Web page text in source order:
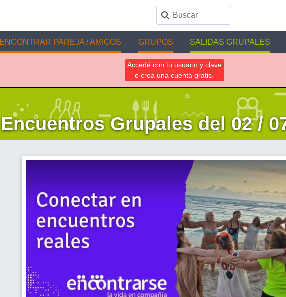
ENCONTRAR PAREJA / AMIGOS GRUPOS SALIDAS GRUPALES
Accedé con tu usuario y clave
o crea una cuenta gratis.
Encuentros Grupales del 02 /